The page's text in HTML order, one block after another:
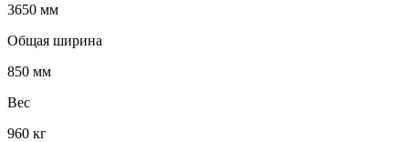
3650 мм
Общая ширина
850 мм
Вес
960 кг